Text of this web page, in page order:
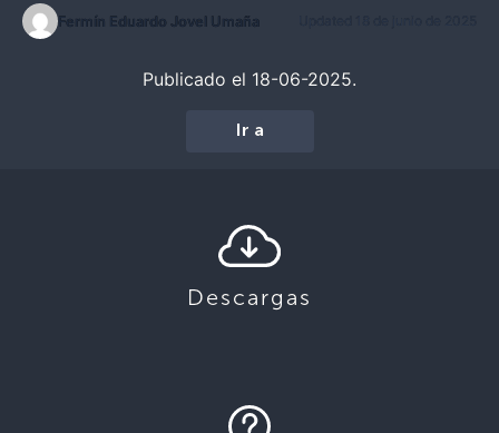
Fermín Eduardo Jovel Umaña
Publicado el 18-06-2025.
Ir a
Descargas